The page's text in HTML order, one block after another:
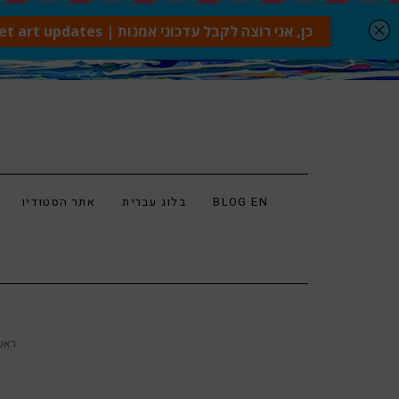
אתר הסטודיו בלוג עברית BLOG EN